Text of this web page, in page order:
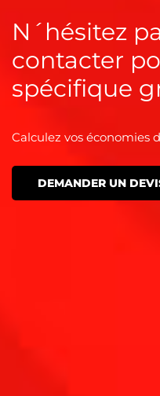
N´hésitez
contacter
spécifique
Calculez vos économies
DEMANDER UN